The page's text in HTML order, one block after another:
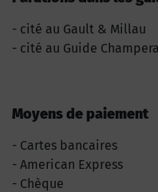
cité au Gault & Millau
cité au Guide
Moyens de paiement
Cartes bancaires
American Express
Chèque